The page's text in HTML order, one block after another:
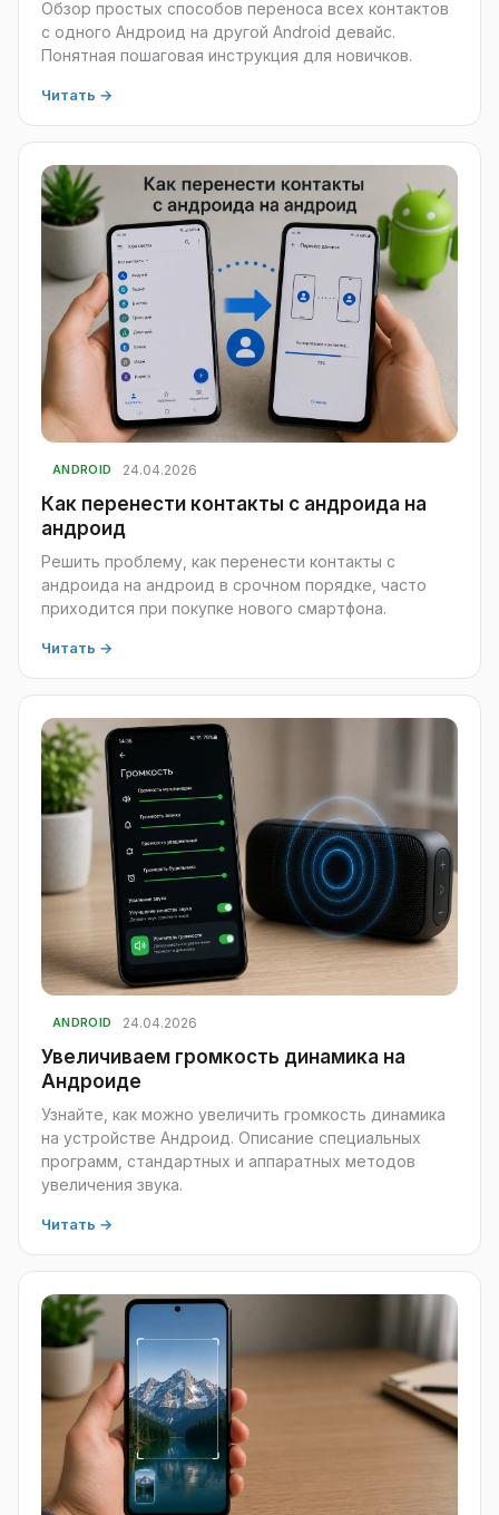
Обзор простых способов переноса всех контактов
с одного Андроид на другой Android девайс.
Понятная пошаговая инструкция для новичков.
Читать →
ANDROID 24.04.2026
Как перенести контакты с андроида на
андроид
Решить проблему, как перенести контакты с
андроида на андроид в срочном порядке, часто
приходится при покупке нового смартфона.
Читать →
ANDROID 24.04.2026
Увеличиваем громкость динамика на
Андроиде
Узнайте, как можно увеличить громкость динамика
на устройстве Андроид. Описание специальных
программ, стандартных и аппаратных методов
увеличения звука.
Читать →